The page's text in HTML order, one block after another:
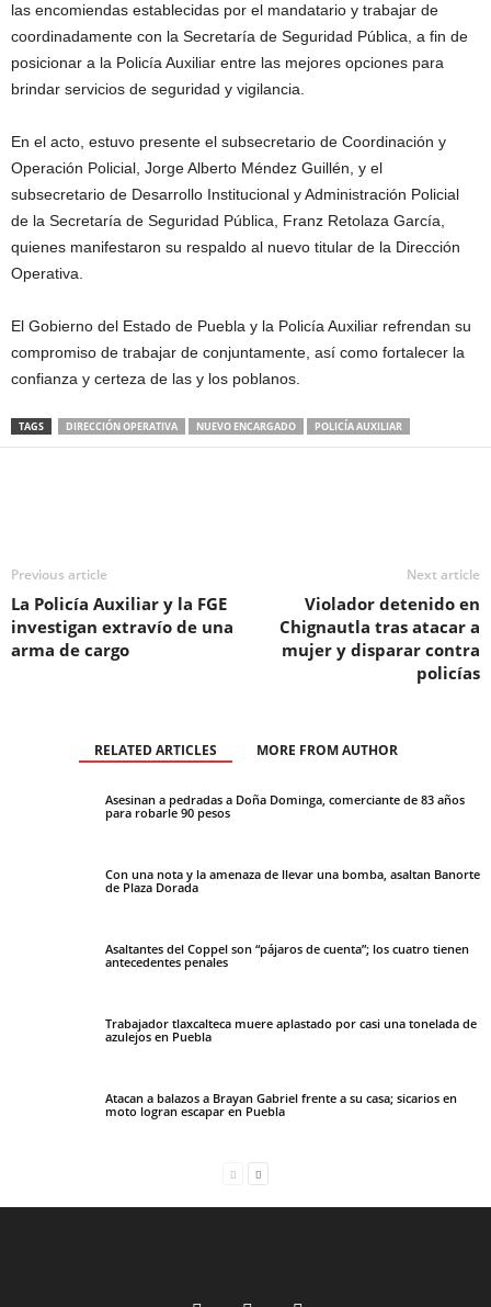
las encomiendas establecidas por el mandatario y trabajar de
coordinadamente con la Secretaría de Seguridad Pública, a fin de
posicionar a la Policía Auxiliar entre las mejores opciones para
brindar servicios de seguridad y vigilancia.
En el acto, estuvo presente el subsecretario de Coordinación y
Operación Policial, Jorge Alberto Méndez Guillén, y el
subsecretario de Desarrollo Institucional y Administración Policial
de la Secretaría de Seguridad Pública, Franz Retolaza García,
quienes manifestaron su respaldo al nuevo titular de la Dirección
Operativa.
El Gobierno del Estado de Puebla y la Policía Auxiliar refrendan su
compromiso de trabajar de conjuntamente, así como fortalecer la
confianza y certeza de las y los poblanos.
TAGS DIRECCIÓN OPERATIVA NUEVO ENCARGADO POLICÍA AUXILIAR
Previous article
La Policía Auxiliar y la FGE
investigan extravío de una
arma de cargo
Next article
Violador detenido en
Chignautla tras atacar a
mujer y disparar contra
policías
RELATED ARTICLES MORE FROM AUTHOR
Asesinan a pedradas a Doña Dominga, comerciante de 83 años
para robarle 90 pesos
Con una nota y la amenaza de llevar una bomba, asaltan Banorte
de Plaza Dorada
Asaltantes del Coppel son “pájaros de cuenta”; los cuatro tienen
antecedentes penales
Trabajador tlaxcalteca muere aplastado por casi una tonelada de
azulejos en Puebla
Atacan a balazos a Brayan Gabriel frente a su casa; sicarios en
moto logran escapar en Puebla